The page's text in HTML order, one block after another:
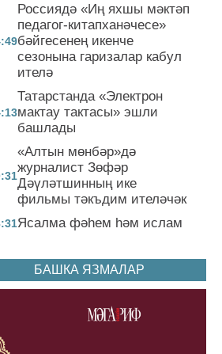
Россиядә «Иң яхшы мәктәп
педагог-китапханәчесе»
бәйгесенең икенче
сезонына гаризалар кабул
ителә
Татарстанда «Электрон
мактау тактасы» эшли
башлады
«Алтын мөнбәр»дә
журналист Зөфәр
Дәүләтшинның ике
фильмы тәкъдим ителәчәк
Ясалма фәһем һәм ислам
БАШКА ЯЗМАЛАР